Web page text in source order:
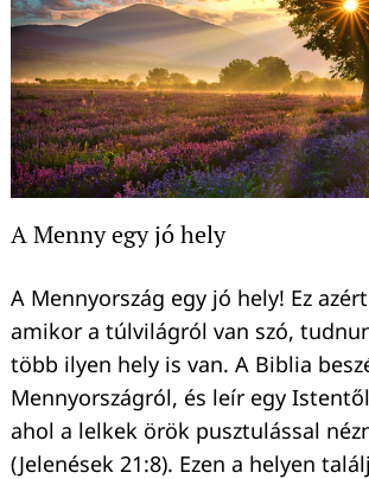
A Menny egy jó hely
A Mennyország egy jó hely! Ez
amikor a túlvilágról van szó,
több ilyen hely is van. A Biblia
Mennyországról, és leír egy
ahol a lelkek örök pusztulással
(Jelenések 21:8). Ezen a helyen